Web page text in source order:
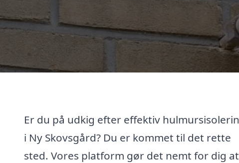
Er du på udkig efter effektiv
i Ny Skovsgård? Du er kommet til det rette
sted. Vores platform gør det nemt for dig at